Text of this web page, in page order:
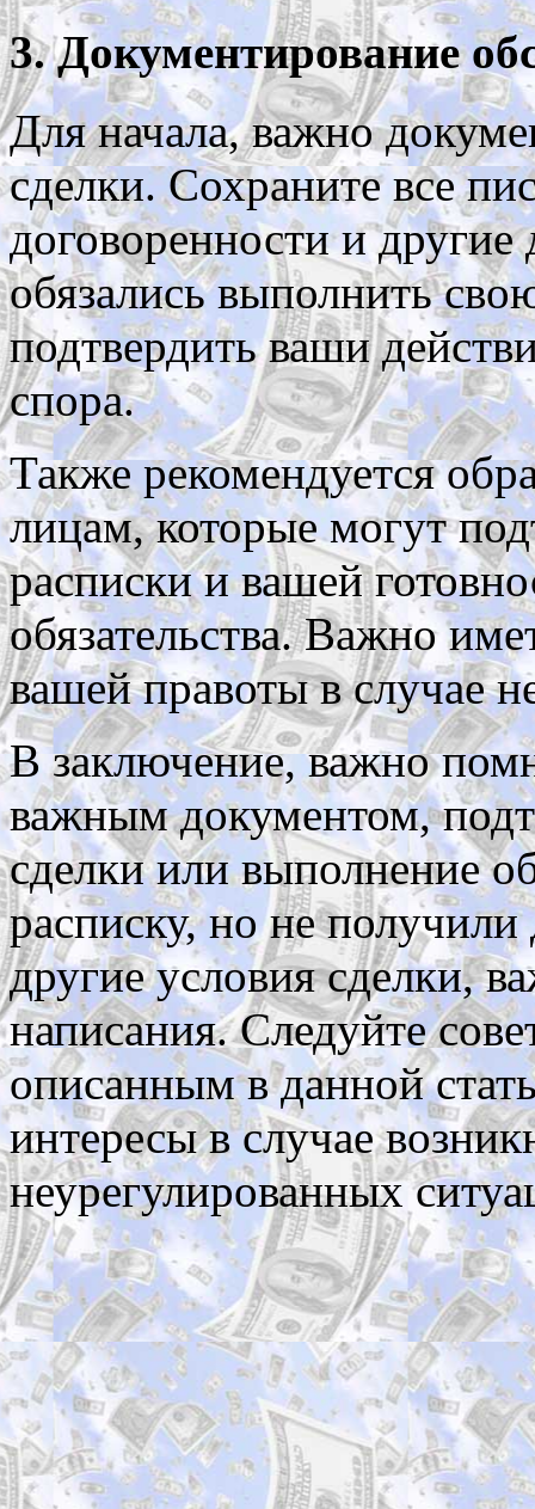
3. Документирование
Для начала, важно
сделки. Сохраните все
договоренности и другие
обязались выполнить
подтвердить ваши
спора.
Также рекомендуется
лицам, которые могут
расписки и вашей
обязательства. Важно
вашей правоты в случае
В заключение, важно
важным документом,
сделки или выполнение
расписку, но не
другие условия сделки,
написания. Следуйте
описанным в данной
интересы в случае
неурегулированных